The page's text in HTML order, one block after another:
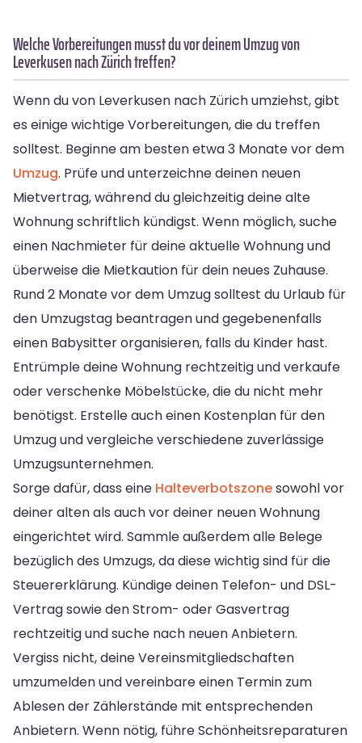
Welche Vorbereitungen musst du vor deinem Umzug von
Leverkusen nach Zürich treffen?
Wenn du von Leverkusen nach Zürich umziehst, gibt
es einige wichtige Vorbereitungen, die du treffen
solltest. Beginne am besten etwa 3 Monate vor dem
Umzug. Prüfe und unterzeichne deinen neuen
Mietvertrag, während du gleichzeitig deine alte
Wohnung schriftlich kündigst. Wenn möglich, suche
einen Nachmieter für deine aktuelle Wohnung und
überweise die Mietkaution für dein neues Zuhause.
Rund 2 Monate vor dem Umzug solltest du Urlaub für
den Umzugstag beantragen und gegebenenfalls
einen Babysitter organisieren, falls du Kinder hast.
Entrümple deine Wohnung rechtzeitig und verkaufe
oder verschenke Möbelstücke, die du nicht mehr
benötigst. Erstelle auch einen Kostenplan für den
Umzug und vergleiche verschiedene zuverlässige
Umzugsunternehmen.
Sorge dafür, dass eine Halteverbotszonesowohl vor
deiner alten als auch vor deiner neuen Wohnung
eingerichtet wird. Sammle außerdem alle Belege
bezüglich des Umzugs, da diese wichtig sind für die
Steuererklärung. Kündige deinen Telefon- und DSL-
Vertrag sowie den Strom- oder Gasvertrag
rechtzeitig und suche nach neuen Anbietern.
Vergiss nicht, deine Vereinsmitgliedschaften
umzumelden und vereinbare einen Termin zum
Ablesen der Zählerstände mit entsprechenden
Anbietern. Wenn nötig, führe Schönheitsreparaturen